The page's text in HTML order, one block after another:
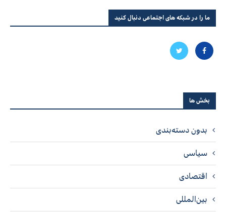
ما را در شبکه های اجتماعی دنبال کنید
بخش ها
بدون دسته‌بندی
سیاسی
اقتصادی
بین‌المللی